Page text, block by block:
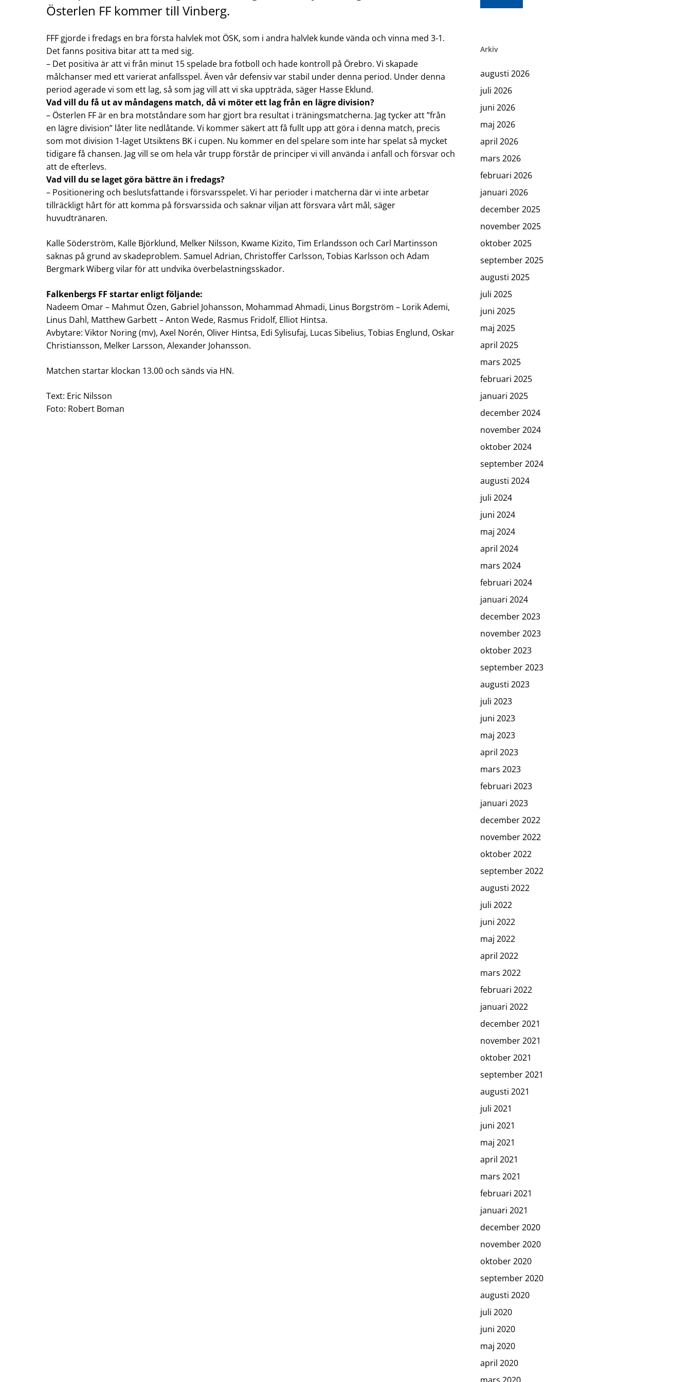
Österlen FF kommer till Vinberg.
FFF gjorde i fredags en bra första halvlek mot ÖSK, som i andra halvlek kunde vända och vinna med 3-1.
Det fanns positiva bitar att ta med sig.
– Det positiva är att vi från minut 15 spelade bra fotboll och hade kontroll på Örebro. Vi skapade
målchanser med ett varierat anfallsspel. Även vår defensiv var stabil under denna period. Under denna
period agerade vi som ett lag, så som jag vill att vi ska uppträda, säger Hasse Eklund.
Vad vill du få ut av måndagens match, då vi möter ett lag från en lägre division?
– Österlen FF är en bra motståndare som har gjort bra resultat i träningsmatcherna. Jag tycker att ”från
en lägre division” låter lite nedlåtande. Vi kommer säkert att få fullt upp att göra i denna match, precis
som mot division 1-laget Utsiktens BK i cupen. Nu kommer en del spelare som inte har spelat så mycket
tidigare få chansen. Jag vill se om hela vår trupp förstår de principer vi vill använda i anfall och försvar och
att de efterlevs.
Vad vill du se laget göra bättre än i fredags?
– Positionering och beslutsfattande i försvarsspelet. Vi har perioder i matcherna där vi inte arbetar
tillräckligt hårt för att komma på försvarssida och saknar viljan att försvara vårt mål, säger
huvudtränaren.
Kalle Söderström, Kalle Björklund, Melker Nilsson, Kwame Kizito, Tim Erlandsson och Carl Martinsson
saknas på grund av skadeproblem. Samuel Adrian, Christoffer Carlsson, Tobias Karlsson och Adam
Bergmark Wiberg vilar för att undvika överbelastningsskador.
Falkenbergs FF startar enligt följande:
Nadeem Omar – Mahmut Özen, Gabriel Johansson, Mohammad Ahmadi, Linus Borgström – Lorik Ademi,
Linus Dahl, Matthew Garbett – Anton Wede, Rasmus Fridolf, Elliot Hintsa.
Avbytare: Viktor Noring (mv), Axel Norén, Oliver Hintsa, Edi Sylisufaj, Lucas Sibelius, Tobias Englund, Oskar
Christiansson, Melker Larsson, Alexander Johansson.
Matchen startar klockan 13.00 och sänds via HN.
Text: Eric Nilsson
Foto: Robert Boman
Arkiv
augusti 2026
juli 2026
juni 2026
maj 2026
april 2026
mars 2026
februari 2026
januari 2026
december 2025
november 2025
oktober 2025
september 2025
augusti 2025
juli 2025
juni 2025
maj 2025
april 2025
mars 2025
februari 2025
januari 2025
december 2024
november 2024
oktober 2024
september 2024
augusti 2024
juli 2024
juni 2024
maj 2024
april 2024
mars 2024
februari 2024
januari 2024
december 2023
november 2023
oktober 2023
september 2023
augusti 2023
juli 2023
juni 2023
maj 2023
april 2023
mars 2023
februari 2023
januari 2023
december 2022
november 2022
oktober 2022
september 2022
augusti 2022
juli 2022
juni 2022
maj 2022
april 2022
mars 2022
februari 2022
januari 2022
december 2021
november 2021
oktober 2021
september 2021
augusti 2021
juli 2021
juni 2021
maj 2021
april 2021
mars 2021
februari 2021
januari 2021
december 2020
november 2020
oktober 2020
september 2020
augusti 2020
juli 2020
juni 2020
maj 2020
april 2020